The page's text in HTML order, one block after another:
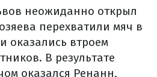
неожиданно открыл
перехватили мяч в
оказались втроем
В результате
оказался Ренанн,